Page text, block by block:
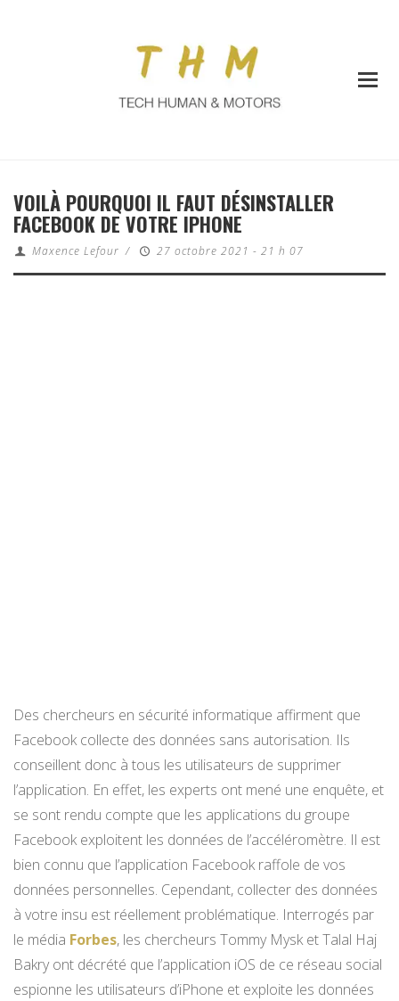
VOILÀ POURQUOI IL FAUT DÉSINSTALLER
FACEBOOK DE VOTRE IPHONE
Maxence Lefour / 27 octobre 2021 - 21 h 07
Des chercheurs en sécurité informatique affirment que
Facebook collecte des données sans autorisation. Ils
conseillent donc à tous les utilisateurs de supprimer
l’application. En effet, les experts ont mené une enquête, et
se sont rendu compte que les applications du groupe
Facebook exploitent les données de l’accéléromètre. Il est
bien connu que l’application Facebook raffole de vos
données personnelles. Cependant, collecter des données
à votre insu est réellement problématique. Interrogés par
le média Forbes, les chercheurs Tommy Mysk et Talal Haj
Bakry ont décrété que l’application iOS de ce réseau social
espionne les utilisateurs d’iPhone et exploite les données